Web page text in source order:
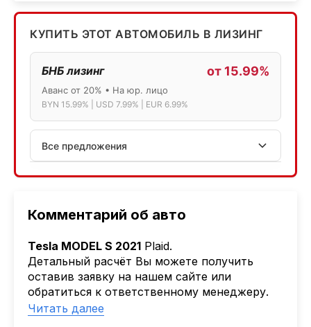
Комментарий об авто
Tesla MODEL S 2021 Plaid.
Детальный расчёт Вы можете получить
оставив заявку на нашем сайте или
обратиться к ответственному менеджеру.
Наша компания
Читать далее
КУПИТЬ ЭТОТ АВТОМОБИЛЬ В ЛИЗИНГ
БНБ лизинг от 15.99%
Аванс от 20% • На юр. лицо
BYN 15.99% | USD 7.99% | EUR 6.99%
Все предложения
АСБ лизинг
Лизинг: BYN 17% | USD 7.99% | EUR 6.99%
Также доступен кредит "Проще простого" 18.9%
Активлизиг
Индивидуальные условия по сделкам